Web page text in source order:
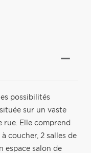
possibilités
sur un vaste
rue. Elle comprend
coucher, 2 salles de
espace salon de